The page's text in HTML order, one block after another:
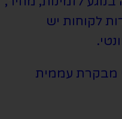
לקוחות יש
מבקרת עממית